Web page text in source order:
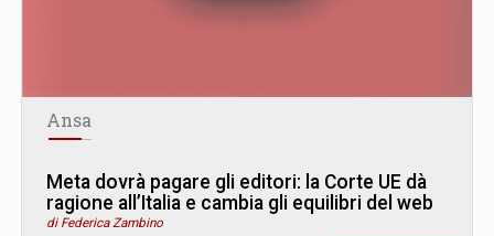
Ansa
Meta dovrà pagare gli editori: la Corte UE dà
ragione all’Italia e cambia gli equilibri del web
di Federica Zambino